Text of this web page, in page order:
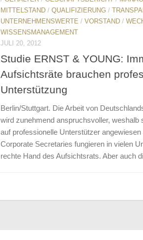
MITTELSTAND / QUALIFIZIERUNG /
UNTERNEHMENSWERTE / VORSTAND /
WISSENSMANAGEMENT
JULI 20, 2012
Studie ERNST & YOUNG:
Aufsichtsräte brauchen
Unterstützung
Berlin/Stuttgart. Die Arbeit von
wird zunehmend anspruchsvoller, weshalb
auf professionelle Unterstützer
Corporate Secretaries fungieren in vielen
rechte Hand des Aufsichtsrats. Aber auch